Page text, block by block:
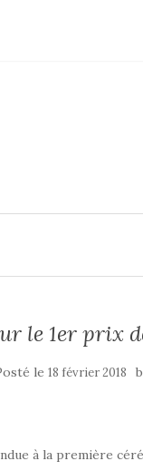
le 1er prix
le18 février 2018
à la première